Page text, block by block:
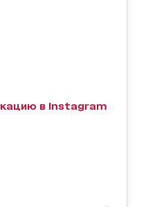
в Instagram